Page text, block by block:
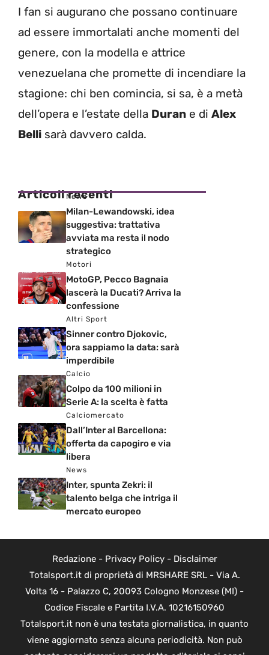
I fan si augurano che possano continuare
ad essere immortalati anche momenti del
genere, con la modella e attrice
venezuelana che promette di incendiare la
stagione: chi ben comincia, si sa, è a metà
dell’opera e l’estate della Duran e di Alex
Belli sarà davvero calda.
Articoli recenti
News
Milan-Lewandowski, idea
suggestiva: trattativa
avviata ma resta il nodo
strategico
Motori
MotoGP, Pecco Bagnaia
lascerà la Ducati? Arriva la
confessione
Altri Sport
Sinner contro Djokovic,
ora sappiamo la data: sarà
imperdibile
Calcio
Colpo da 100 milioni in
Serie A: la scelta è fatta
Calciomercato
Dall’Inter al Barcellona:
offerta da capogiro e via
libera
News
Inter, spunta Zekri: il
talento belga che intriga il
mercato europeo
Redazione- Privacy Policy- Disclaimer
Totalsport.it di proprietà di MRSHARE SRL - Via A.
Volta 16 - Palazzo C, 20093 Cologno Monzese (MI) -
Codice Fiscale e Partita I.V.A. 10216150960
Totalsport.it non è una testata giornalistica, in quanto
viene aggiornato senza alcuna periodicità. Non può